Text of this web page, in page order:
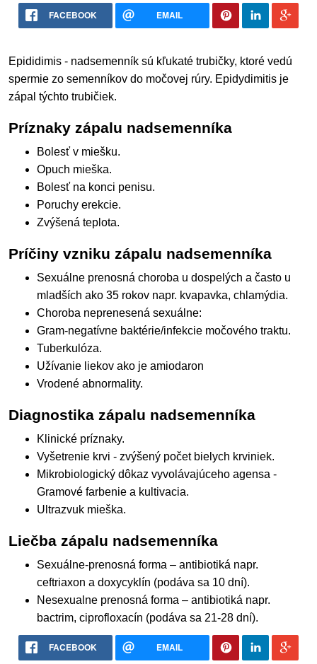
FACEBOOK EMAIL
Epididimis - nadsemenník sú kľukaté trubičky, ktoré vedú
spermie zo semenníkov do močovej rúry. Epidydimitis je
zápal týchto trubičiek.
Príznaky zápalu nadsemenníka
Bolesť v miešku.
Opuch mieška.
Bolesť na konci penisu.
Poruchy erekcie.
Zvýšená teplota.
Príčiny vzniku zápalu nadsemenníka
Sexuálne prenosná choroba u dospelých a často u
mladších ako 35 rokov napr. kvapavka, chlamýdia.
Choroba neprenesená sexuálne:
Gram-negatívne baktérie/infekcie močového traktu.
Tuberkulóza.
Užívanie liekov ako je amiodaron
Vrodené abnormality.
Diagnostika zápalu nadsemenníka
Klinické príznaky.
Vyšetrenie krvi - zvýšený počet bielych krviniek.
Mikrobiologický dôkaz vyvolávajúceho agensa -
Gramové farbenie a kultivacia.
Ultrazvuk mieška.
Liečba zápalu nadsemenníka
Sexuálne-prenosná forma – antibiotiká napr.
ceftriaxon a doxycyklín (podáva sa 10 dní).
Nesexualne prenosná forma – antibiotiká napr.
bactrim, ciprofloxacín (podáva sa 21-28 dní).
FACEBOOK EMAIL